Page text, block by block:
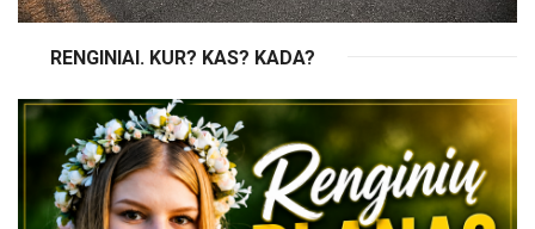
RENGINIAI. KUR? KAS? KADA?